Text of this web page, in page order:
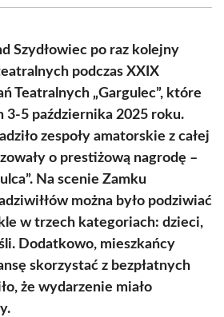
Szydłowiec po raz kolejny
podczas XXIX
Teatralnych „Gargulec”, które
3-5 października 2025 roku.
zespoły amatorskie z całej
o prestiżową nagrodę –
Na scenie Zamku
można było podziwiać
w trzech kategoriach: dzieci,
Dodatkowo, mieszkańcy
skorzystać z bezpłatnych
że wydarzenie miało